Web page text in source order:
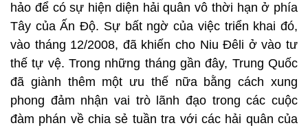
hảo để có sự hiện diện hải quân vô thời hạn ở phía
Tây của Ấn Độ. Sự bất ngờ của việc triển khai đó,
vào tháng 12/2008, đã khiến cho Niu Đêli ở vào tư
thế tự vệ. Trong những tháng gần đây, Trung Quốc
đã giành thêm một ưu thế nữa bằng cách xung
phong đảm nhận vai trò lãnh đạo trong các cuộc
đàm phán về chia sẻ tuần tra với các hải quân của